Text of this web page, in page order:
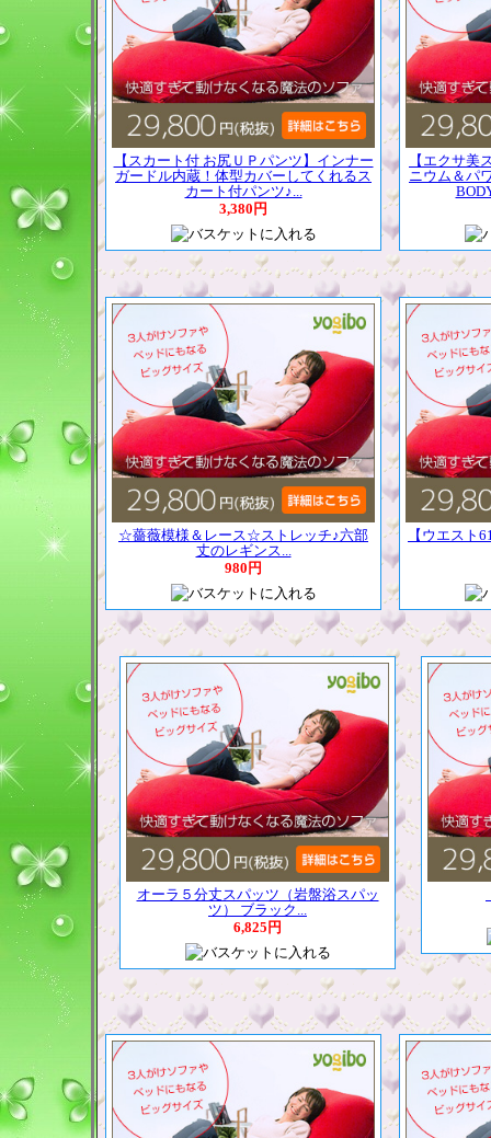
【スカート付 お尻ＵＰパンツ】インナー
ガードル内蔵！体型カバーしてくれるス
カート付パンツ♪...
3,380円
【エクサ
ニウム＆パ
☆薔薇模様＆レース☆ストレッチ♪六部
丈のレギンス...
980円
【ウエスト
オーラ５分丈スパッツ（岩盤浴スパッ
ツ） ブラック...
6,825円